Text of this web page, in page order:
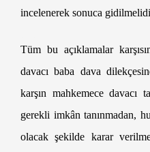
incelenerek sonuca
Tüm bu açıklamalar
davacı baba dava
karşın mahkemece davacı
gerekli imkân tanınmadan,
olacak şekilde karar